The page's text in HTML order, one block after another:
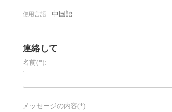
使用言語： 中国語
連絡して
名前(*):
メッセージの内容(*):